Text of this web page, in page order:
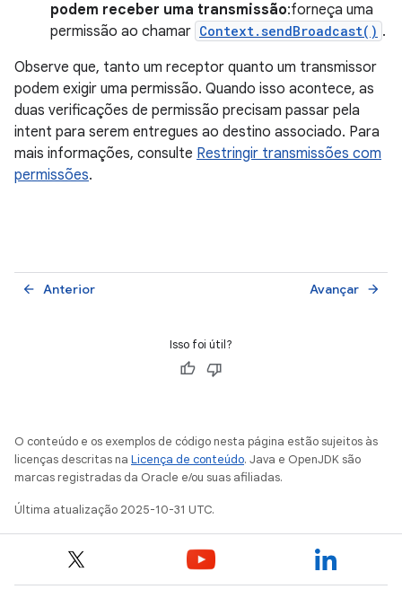
podem receber uma transmissão:forneça uma
permissão ao chamar Context.sendBroadcast() .
Observe que, tanto um receptor quanto um transmissor
podem exigir uma permissão. Quando isso acontece, as
duas verificações de permissão precisam passar pela
intent para serem entregues ao destino associado. Para
mais informações, consulte Restringir transmissões com
permissões.
Anterior
arrow_back Avançar arrow_forward
Isso foi útil?
O conteúdo e os exemplos de código nesta página estão sujeitos às
licenças descritas na Licença de conteúdo. Java e OpenJDK são
marcas registradas da Oracle e/ou suas afiliadas.
Última atualização 2025-10-31 UTC.